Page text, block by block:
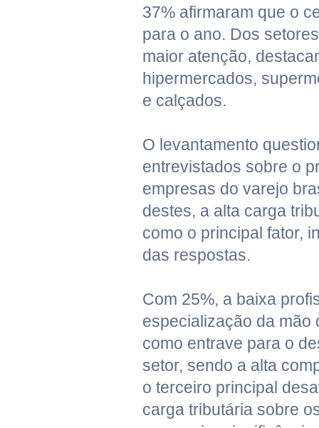
37% afirmaram que o
para o ano. Dos
maior atenção,
hipermercados,
e calçados.
O levantamento
entrevistados sobre o
empresas do varejo
destes, a alta carga
como o principal fator,
das respostas.
Com 25%, a baixa
especialização da mão
como entrave para o
setor, sendo a alta
o terceiro principal
carga tributária sobre